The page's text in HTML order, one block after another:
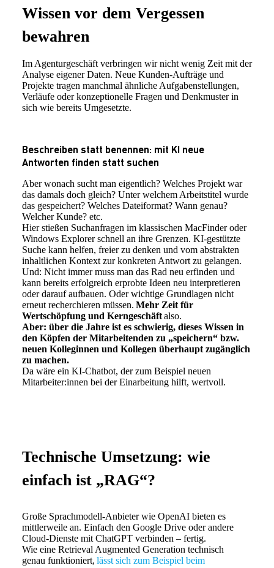
Wissen vor dem Vergessen
bewahren
Im Agenturgeschäft verbringen wir nicht wenig Zeit mit der
Analyse eigener Daten. Neue Kunden-Aufträge und
Projekte tragen manchmal ähnliche Aufgabenstellungen,
Verläufe oder konzeptionelle Fragen und Denkmuster in
sich wie bereits Umgesetzte.
Beschreiben statt benennen: mit KI neue
Antworten finden statt suchen
Aber wonach sucht man eigentlich? Welches Projekt war
das damals doch gleich? Unter welchem Arbeitstitel wurde
das gespeichert? Welches Dateiformat? Wann genau?
Welcher Kunde? etc.
Hier stießen Suchanfragen im klassischen MacFinder oder
Windows Explorer schnell an ihre Grenzen. KI-gestützte
Suche kann helfen, freier zu denken und vom abstrakten
inhaltlichen Kontext zur konkreten Antwort zu gelangen.
Und: Nicht immer muss man das Rad neu erfinden und
kann bereits erfolgreich erprobte Ideen neu interpretieren
oder darauf aufbauen. Oder wichtige Grundlagen nicht
erneut recherchieren müssen. Mehr Zeit für
Wertschöpfung und Kerngeschäftalso.
Aber: über die Jahre ist es schwierig, dieses Wissen in
den Köpfen der Mitarbeitenden zu „speichern“ bzw.
neuen Kolleginnen und Kollegen überhaupt zugänglich
zu machen.
Da wäre ein KI-Chatbot, der zum Beispiel neuen
Mitarbeiter:innen bei der Einarbeitung hilft, wertvoll.
Technische Umsetzung: wie
einfach ist „RAG“?
Große Sprachmodell-Anbieter wie OpenAI bieten es
mittlerweile an. Einfach den Google Drive oder andere
Cloud-Dienste mit ChatGPT verbinden – fertig.
Wie eine Retrieval Augmented Generation technisch
genau funktioniert, lässt sich zum Beispiel beim